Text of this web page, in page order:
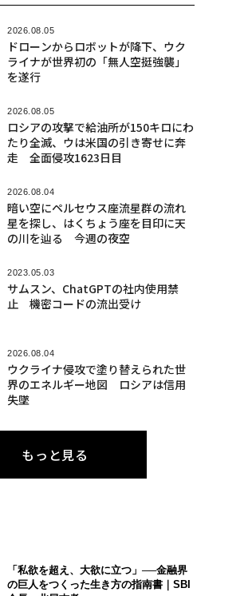
2026.08.05
ドローンからロボットが降下、ウク
ライナが世界初の「無人空挺強襲」
を遂行
2026.08.05
ロシアの攻撃で給油所が150キロにわ
たり全滅、ウは米国の引き寄せに奔
走 全面侵攻1623日目
2026.08.04
暗い空にペルセウス座流星群の流れ
星を探し、はくちょう座を目印に天
の川を辿る 今週の夜空
2023.05.03
サムスン、ChatGPTの社内使用禁
止 機密コードの流出受け
2026.08.04
ウクライナ侵攻で塗り替えられた世
界のエネルギー地図 ロシアは信用
失墜
もっと見る
「私欲を超え、大欲に立つ」──金融界
の巨人をつくった生き方の指南書｜SBI